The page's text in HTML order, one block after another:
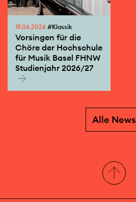
19.06.2026 #Klassik
Vorsingen für die
Chöre der Hochschule
für Musik Basel FHNW
Studienjahr 2026/27
Alle News